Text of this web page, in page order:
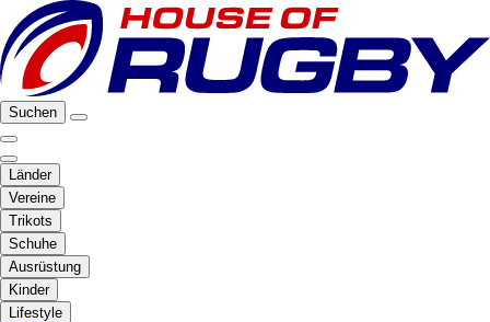
Suchen
Länder
Vereine
Trikots
Schuhe
Ausrüstung
Kinder
Lifestyle